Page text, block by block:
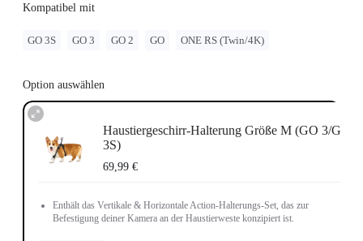
Kompatibel mit
GO 3S GO 3 GO 2 GO ONE RS (Twin/4K)
Option auswählen
Haustiergeschirr-Halterung Größe M (GO 3/GO
3S)
69,99 €
Enthält das Vertikale & Horizontale Action-Halterungs-Set, das zur
Befestigung deiner Kamera an der Haustierweste konzipiert ist.